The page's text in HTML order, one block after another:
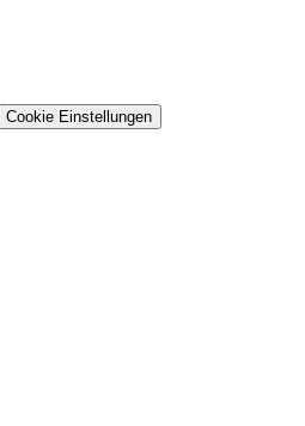
Cookie Einstellungen